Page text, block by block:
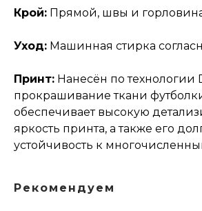
Крой: Прямой, швы и
Уход: Машинная стирка
Принт: Нанесён по технологии
прокрашивание ткани
обеспечивает высокую
яркость принта, а также его
устойчивость к
Рекомендуем